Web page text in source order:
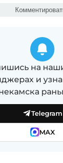
на
и
Telegram
MAX